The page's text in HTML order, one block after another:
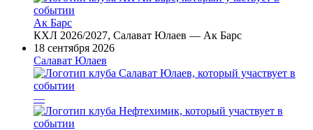
Ак Барс
КХЛ 2026/2027, Салават Юлаев — Ак Барс
18 сентября 2026
Салават Юлаев
—